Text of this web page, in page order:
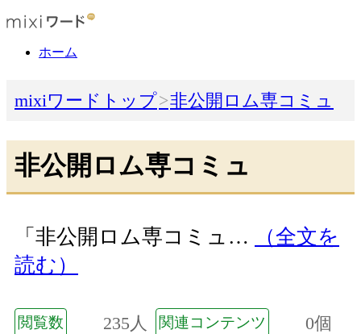
ホーム
mixiワードトップ 非公開ロム専コミュ
非公開ロム専コミュ
「非公開ロム専コミュ…
（全文を
読む）
閲覧数 235人 関連コンテンツ 0個